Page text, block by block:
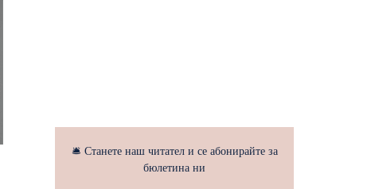
🛎 Станете наш читател и се абонирайте за
бюлетина ни